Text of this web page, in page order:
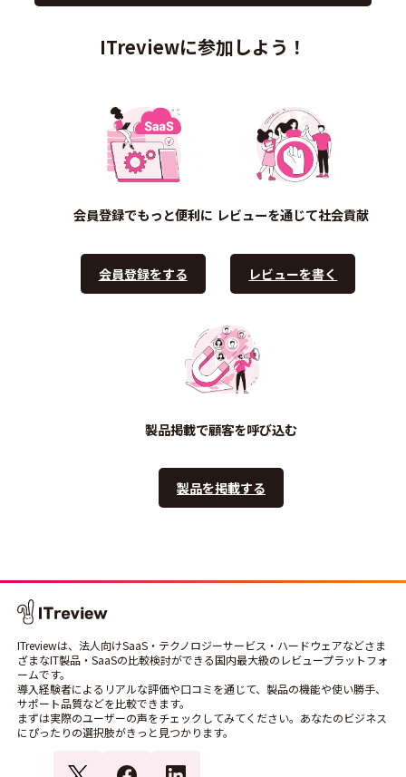
ITreviewに参加しよう！
会員登録でもっと便利に
会員登録をする
レビューを通じて社会貢献
レビューを書く
製品掲載で顧客を呼び込む
製品を掲載する
ITreviewは、法人向けSaaS・テクノロジーサービス・ハードウェアなどさま
ざまなIT製品・SaaSの比較検討ができる国内最大級のレビュープラットフォ
ームです。
導入経験者によるリアルな評価や口コミを通じて、製品の機能や使い勝手、
サポート品質などを比較できます。
まずは実際のユーザーの声をチェックしてみてください。あなたのビジネス
にぴったりの選択肢がきっと見つかります。